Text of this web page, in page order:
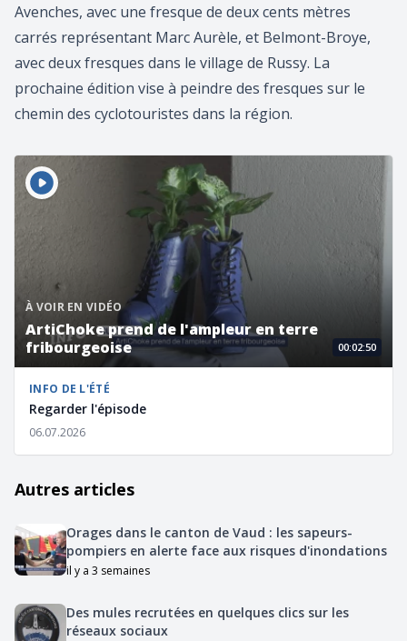
Avenches, avec une fresque de deux cents mètres
carrés représentant Marc Aurèle, et Belmont-Broye,
avec deux fresques dans le village de Russy. La
prochaine édition vise à peindre des fresques sur le
chemin des cyclotouristes dans la région.
00:02:50
À VOIR EN VIDÉO
ArtiChoke prend de l'ampleur en terre
fribourgeoise
INFO DE L'ÉTÉ
Regarder l'épisode
06.07.2026
Autres articles
Orages dans le canton de Vaud : les sapeurs-
pompiers en alerte face aux risques d'inondations
il y a 3 semaines
Des mules recrutées en quelques clics sur les
réseaux sociaux